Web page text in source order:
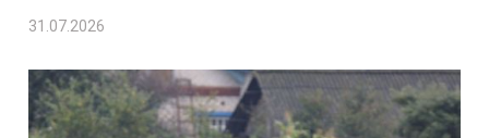
31.07.2026